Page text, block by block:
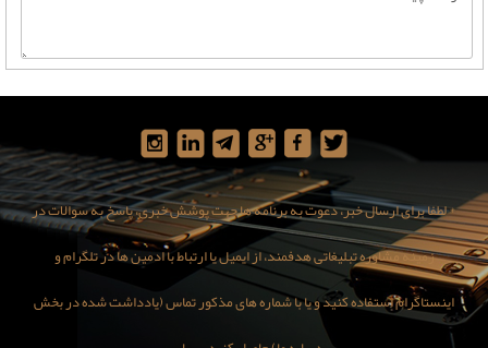
* لطفا برای ارسال خبر، دعوت به برنامه ها جهت پوشش خبری، پاسخ به سوالات در
زمینه مشاوره تبلیغاتی هدفمند، از ایمیل یا ارتباط با ادمین ها در تلگرام و
اینستاگرام استفاده کنید و یا با شماره های مذکور تماس (یادداشت شده در بخش